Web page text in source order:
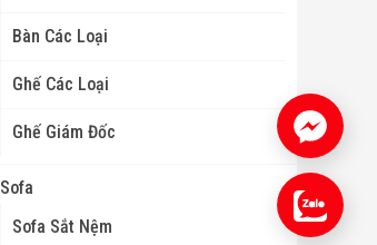
Bàn Các Loại
Ghế Các Loại
Ghế Giám Đốc
Sofa
Sofa Sắt Nệm